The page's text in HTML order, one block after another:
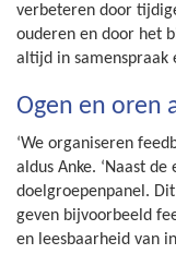
verbeteren door
ouderen en door het
altijd in samenspraak
Ogen en oren
‘We organiseren
aldus Anke. ‘Naast
doelgroepenpanel.
geven bijvoorbeeld
en leesbaarheid van